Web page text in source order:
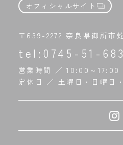
オフィシャルサイト
〒639-2272 奈良県御所市
tel: 0745-51-
営業時間 ／ 10:00～
定休日 ／ 土曜日・日曜日